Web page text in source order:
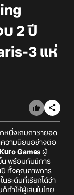
2 ปี
3 แห่
หนึ่งเกมกาชายอด
วามนิยมอย่างต่อ
Kuro Games ผู้
น พร้อมกับมีการ
ปี ทั้งคุณภาพการ
ระดับที่เรียกได้ว่า
ทำให้ผู้เล่นในไทย